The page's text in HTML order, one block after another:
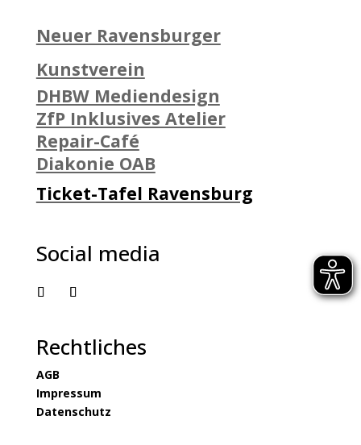
Neuer Ravensburger
Kunstverein
DHBW Mediendesign
ZfP Inklusives Atelier
Repair-Café
Diakonie OAB
Ticket-Tafel Ravensburg
Social media
Rechtliches
AGB
Impressum
Datenschutz